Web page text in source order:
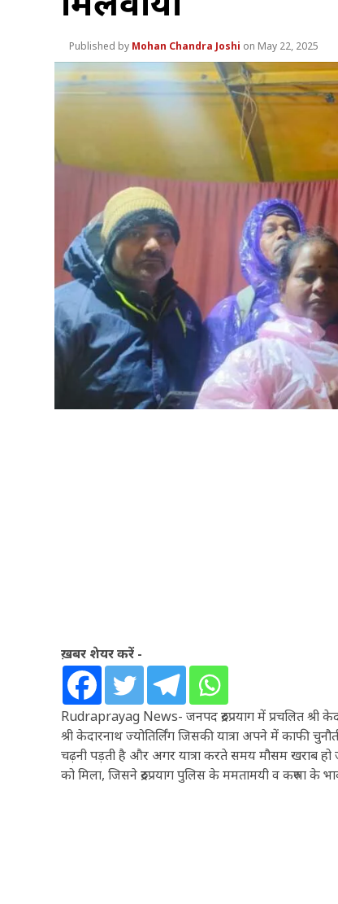
Mohan Chandra Joshi May 22, 2025
ख़बर शेयर करें -
Rudraprayag News- जनपद रुद्रप्रयाग में प्रचलित श्री
श्री केदारनाथ ज्योतिर्लिंग जिसकी यात्रा अपने में काफी
चढ़नी पड़ती है और अगर यात्रा करते समय मौसम खराब हो
को मिला, जिसने रुद्रप्रयाग पुलिस के ममतामयी व करुणा के